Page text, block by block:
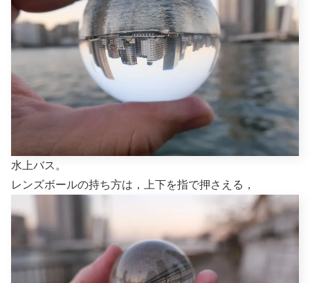
水上バス。
レンズボールの持ち方は，上下を指で押さえる，